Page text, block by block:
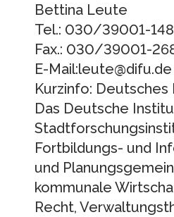
Bettina Leute
Tel.: 030/39001-148
Fax.: 030/39001-
E-Mail:leute@difu.de
Kurzinfo:
Das Deutsche
Fortbildungs- und
und
kommunale
Recht,